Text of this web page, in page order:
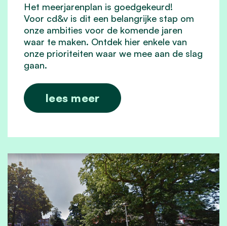
Het meerjarenplan is goedgekeurd!
Voor cd&v is dit een belangrijke stap om
onze ambities voor de komende jaren
waar te maken. Ontdek hier enkele van
onze prioriteiten waar we mee aan de slag
gaan.
lees meer